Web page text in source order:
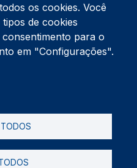
da Nazaré
os cookies. Você
de cookies
para o
em "Configurações".